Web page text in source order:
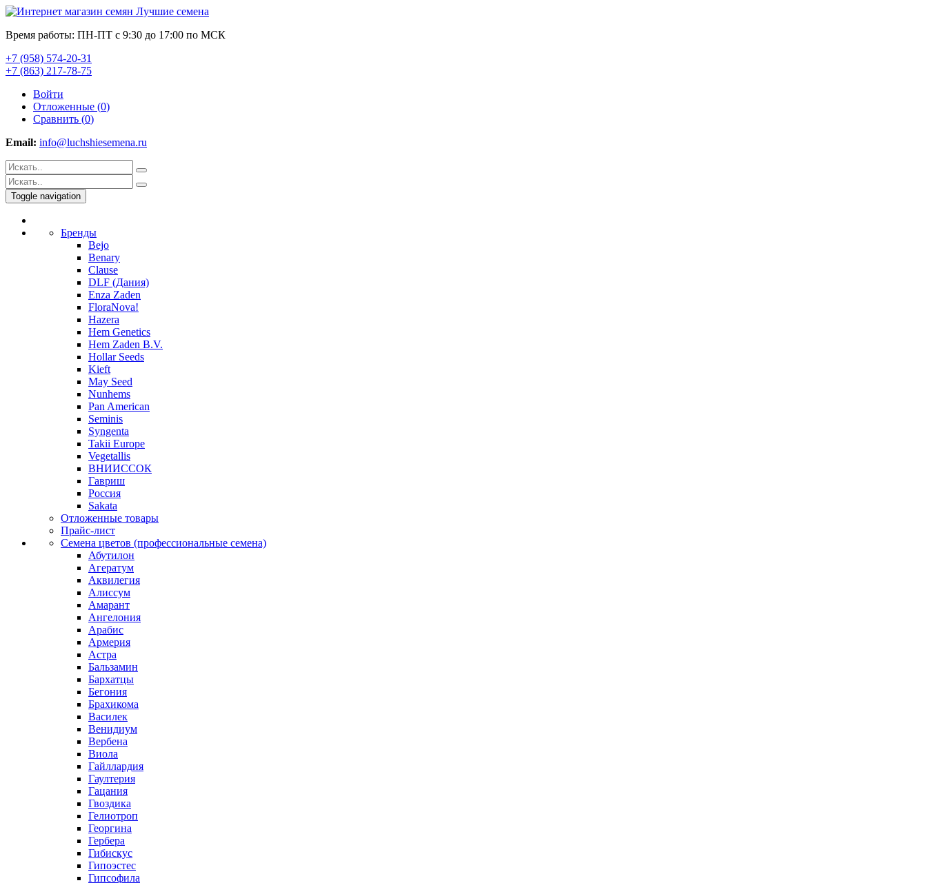
Время работы: ПН-ПТ с 9:30 до 17:00 по МСК
+7 (958) 574-20-31
+7 (863) 217-78-75
Войти
Отложенные (0)
Сравнить (0)
Email: info@luchshiesemena.ru
Toggle navigation
Бренды
Bejo
Benary
Clause
DLF (Дания)
Enza Zaden
FloraNova!
Hazera
Hem Genetics
Hem Zaden B.V.
Hollar Seeds
Kieft
May Seed
Nunhems
Pan American
Seminis
Syngenta
Takii Europe
Vegetallis
ВНИИССОК
Гавриш
Россия
Sakata
Отложенные товары
Прайс-лист
Семена цветов (профессиональные семена)
Абутилон
Агератум
Аквилегия
Алиссум
Амарант
Ангелония
Арабис
Армерия
Астра
Бальзамин
Бархатцы
Бегония
Брахикома
Василек
Венидиум
Вербена
Виола
Гайллардия
Гаултерия
Гацания
Гвоздика
Гелиотроп
Георгина
Гербера
Гибискус
Гипоэстес
Гипсофила